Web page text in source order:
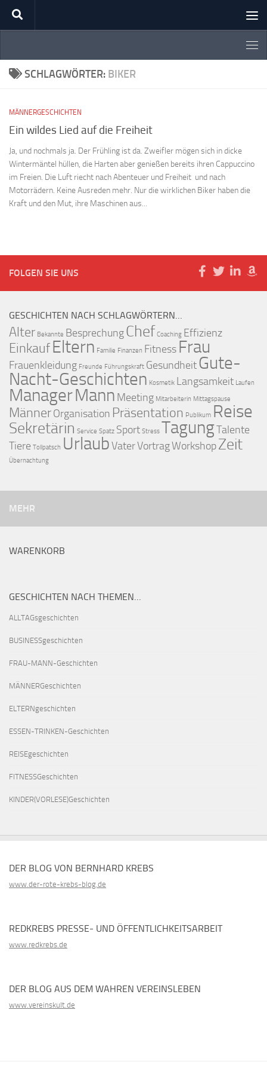
Zum Inhalt springen
SCHLAGWÖRTER: BIKER
MÄNNERGESCHICHTEN
Ein wildes Lied auf die Freiheit
Ja, und nochmals ja. Der Frühling ist da. Zweifler mögen sich in dicke
Wintermäntel hüllen, die Harten aber genießen bereits ihren Cappuccino
im Freien. Die Luft riecht nach Abenteuer und Freiheit und nach
Motorrädern. Keine Ausreden mehr. Nur die wirklichen Biker haben die
Kraft und den Mut, ihre Maschinen aus...
FOLGEN SIE UNS
GESCHICHTEN NACH SCHLAGWÖRTERN…
Alter Bekannte BesprechungChef Coaching Effizienz
EinkaufEltern Familie Finanzen Fitness Frau
Frauenkleidung Freunde Führungskraft GesundheitGute-
Nacht-Geschichten Kosmetik Langsamkeit Laufen
ManagerMann Meeting Mitarbeiterin Mittagspause
MännerOrganisation Präsentation Publikum Reise
Sekretärin Service Spatz Sport Stress TagungTalente
Tiere Tollpatsch UrlaubVaterVortragWorkshopZeit
Übernachtung
MEHR
WARENKORB
GESCHICHTEN NACH THEMEN…
ALLTAGsgeschichten
BUSINESSgeschichten
FRAU-MANN-Geschichten
MÄNNERGeschichten
ELTERNgeschichten
ESSEN-TRINKEN-Geschichten
REISEgeschichten
FITNESSGeschichten
KINDER(VORLESE)Geschichten
DER BLOG VON BERNHARD KREBS
www.der-rote-krebs-blog.de
REDKREBS PRESSE- UND ÖFFENTLICHKEITSARBEIT
www.redkrebs.de
DER BLOG AUS DEM WAHREN VEREINSLEBEN
www.vereinskult.de